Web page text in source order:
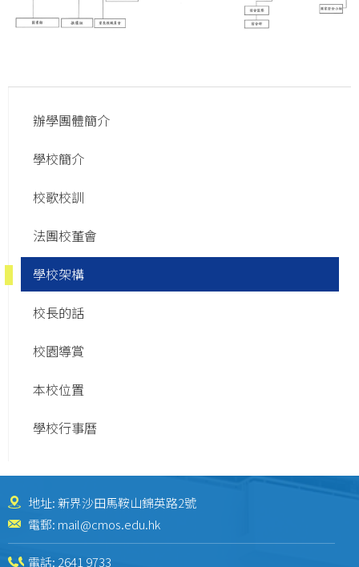
navigation
辦學團體簡介
學校簡介
校歌校訓
法團校董會
學校架構
校長的話
校園導賞
本校位置
學校行事曆
地址: 新界沙田馬鞍山錦英路2號
電郵: mail@cmos.edu.hk
電話: 2641 9733